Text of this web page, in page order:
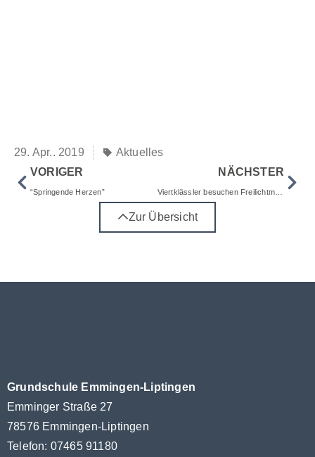
29. Apr.. 2019
Aktuelles
VORIGER
“Springende Herzen”
NÄCHSTER
Zur Übersicht
Grundschule Emmingen-Liptingen
Emminger Straße 27
78576 Emmingen-Liptingen
Telefon: 07465 91180